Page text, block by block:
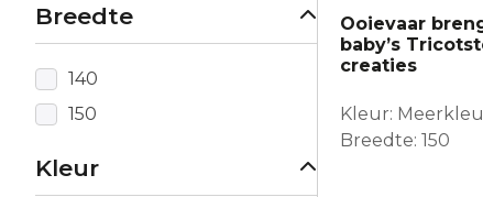
Breedte
140
150
Kleur
Ooievaar
baby’s
creaties
Kleur:
Breedte: 150